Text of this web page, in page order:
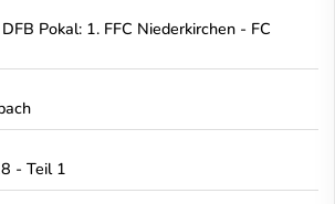
Pokal: 1. FFC Niederkirchen - FC
- Teil 1